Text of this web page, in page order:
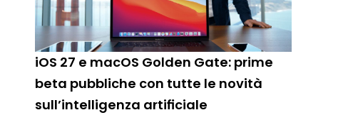
iOS 27 e macOS Golden Gate: prime
beta pubbliche con tutte le novità
sull’intelligenza artificiale